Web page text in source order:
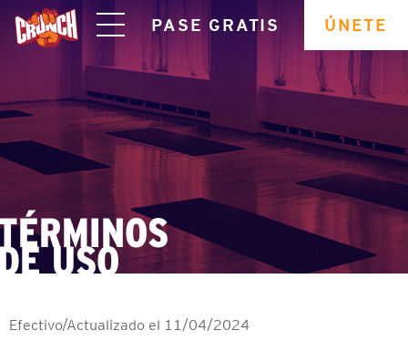
navigation
PASE GRATIS ÚNETE
USO
Efectivo/Actualizado el 11/04/2024